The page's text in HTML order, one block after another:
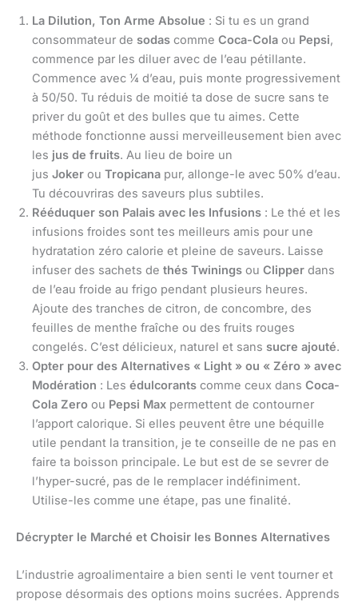
La Dilution, Ton Arme Absolue : Si tu es un grand
consommateur de sodas comme Coca-Cola ou Pepsi,
commence par les diluer avec de l’eau pétillante.
Commence avec ¼ d’eau, puis monte progressivement
à 50/50. Tu réduis de moitié ta dose de sucre sans te
priver du goût et des bulles que tu aimes. Cette
méthode fonctionne aussi merveilleusement bien avec
les jus de fruits. Au lieu de boire un
jus Joker ou Tropicana pur, allonge-le avec 50% d’eau.
Tu découvriras des saveurs plus subtiles.
Rééduquer son Palais avec les Infusions : Le thé et les
infusions froides sont tes meilleurs amis pour une
hydratation zéro calorie et pleine de saveurs. Laisse
infuser des sachets de thés Twinings ou Clipper dans
de l’eau froide au frigo pendant plusieurs heures.
Ajoute des tranches de citron, de concombre, des
feuilles de menthe fraîche ou des fruits rouges
congelés. C’est délicieux, naturel et sans sucre ajouté.
Opter pour des Alternatives « Light » ou « Zéro » avec
Modération : Les édulcorants comme ceux dans Coca-
Cola Zero ou Pepsi Max permettent de contourner
l’apport calorique. Si elles peuvent être une béquille
utile pendant la transition, je te conseille de ne pas en
faire ta boisson principale. Le but est de se sevrer de
l’hyper-sucré, pas de le remplacer indéfiniment.
Utilise-les comme une étape, pas une finalité.
Décrypter le Marché et Choisir les Bonnes Alternatives
L’industrie agroalimentaire a bien senti le vent tourner et
propose désormais des options moins sucrées. Apprends